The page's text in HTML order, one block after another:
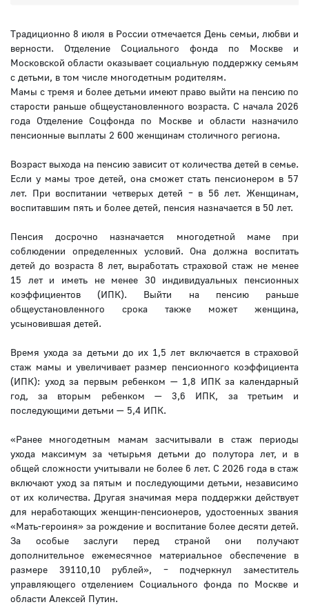
Традиционно 8 июля в России отмечается День семьи, любви и
верности. Отделение Социального фонда по Москве и
Московской области оказывает социальную поддержку семьям
с детьми, в том числе многодетным родителям.
Мамы с тремя и более детьми имеют право выйти на пенсию по
старости раньше общеустановленного возраста. С начала 2026
года Отделение Соцфонда по Москве и области назначило
пенсионные выплаты 2 600 женщинам столичного региона.
Возраст выхода на пенсию зависит от количества детей в семье.
Если у мамы трое детей, она сможет стать пенсионером в 57
лет. При воспитании четверых детей – в 56 лет. Женщинам,
воспитавшим пять и более детей, пенсия назначается в 50 лет.
Пенсия досрочно назначается многодетной маме при
соблюдении определенных условий. Она должна воспитать
детей до возраста 8 лет, выработать страховой стаж не менее
15 лет и иметь не менее 30 индивидуальных пенсионных
коэффициентов (ИПК). Выйти на пенсию раньше
общеустановленного срока также может женщина,
усыновившая детей.
Время ухода за детьми до их 1,5 лет включается в страховой
стаж мамы и увеличивает размер пенсионного коэффициента
(ИПК): уход за первым ребенком — 1,8 ИПК за календарный
год, за вторым ребенком — 3,6 ИПК, за третьим и
последующими детьми — 5,4 ИПК.
«Ранее многодетным мамам засчитывали в стаж периоды
ухода максимум за четырьмя детьми до полутора лет, и в
общей сложности учитывали не более 6 лет. С 2026 года в стаж
включают уход за пятым и последующими детьми, независимо
от их количества. Другая значимая мера поддержки действует
для неработающих женщин-пенсионеров, удостоенных звания
«Мать-героиня» за рождение и воспитание более десяти детей.
За особые заслуги перед страной они получают
дополнительное ежемесячное материальное обеспечение в
размере 39110,10 рублей», – подчеркнул заместитель
управляющего отделением Социального фонда по Москве и
области Алексей Путин.